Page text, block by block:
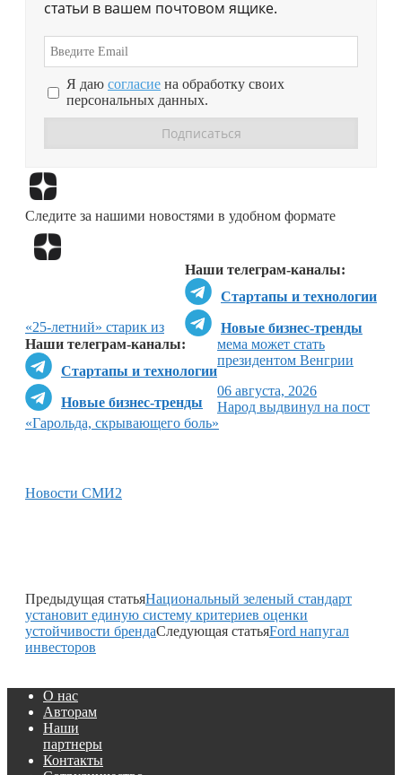
статьи в вашем почтовом ящике.
Я даю согласие на обработку своих
персональных данных.
Следите за нашими новостями в удобном формате
Наши телеграм-каналы:
Стартапы и технологии
Новые бизнес-тренды
Наши телеграм-каналы:
Стартапы и технологии
Новые бизнес-тренды
«25-летний» старик из
мема может стать
президентом Венгрии
06 августа, 2026
Народ выдвинул на пост
«Гарольда, скрывающего боль»
Новости СМИ2
Предыдущая статьяНациональный зеленый стандарт
установит единую систему критериев оценки
устойчивости брендаСледующая статьяFord напугал
инвесторов
О нас
Авторам
Наши
партнеры
Контакты